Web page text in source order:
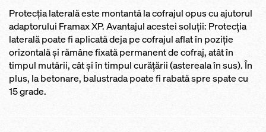
Protecţia laterală este montantă la cofrajul opus cu ajutorul
adaptorului Framax XP. Avantajul acestei soluţii: Protecţia
laterală poate fi aplicată deja pe cofrajul aflat în poziţie
orizontală şi rămâne fixată permanent de cofraj, atât în
timpul mutării, cât şi în timpul curăţării (astereala în sus). În
plus, la betonare, balustrada poate fi rabată spre spate cu
15 grade.